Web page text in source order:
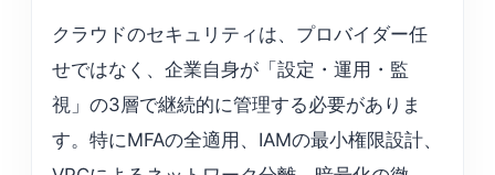
クラウドのセキュリティは、プロバイダー任
せではなく、企業自身が「設定・運用・監
視」の3層で継続的に管理する必要がありま
す。特にMFAの全適用、IAMの最小権限設計、